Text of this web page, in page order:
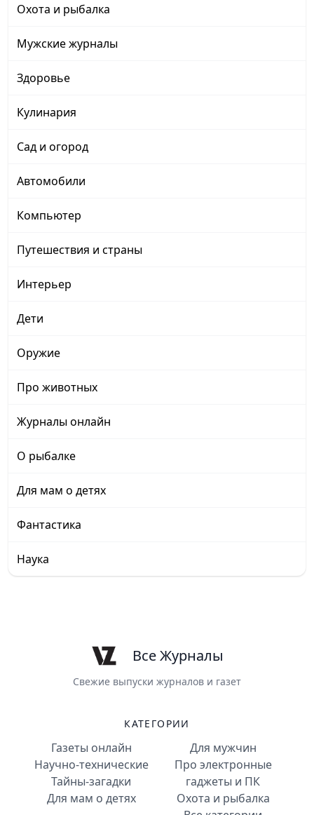
Охота и рыбалка
Мужские журналы
Здоровье
Кулинария
Сад и огород
Автомобили
Компьютер
Путешествия и страны
Интерьер
Дети
Оружие
Про животных
Журналы онлайн
О рыбалке
Для мам о детях
Фантастика
Наука
Все Журналы
Свежие выпуски журналов и газет
КАТЕГОРИИ
Газеты онлайн
Научно-технические
Тайны-загадки
Для мам о детях
Для мужчин
Про электронные
гаджеты и ПК
Охота и рыбалка